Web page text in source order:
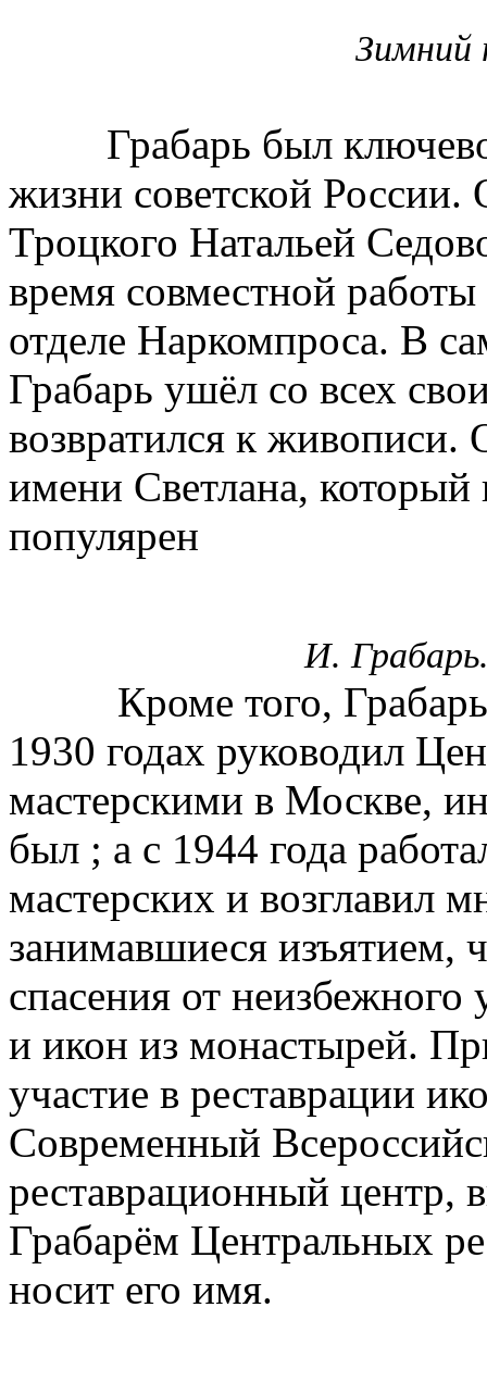
Зимний
Грабарь был
жизни советской
Троцкого Натальей
время совместной
отделе Наркомпроса. В
Грабарь ушёл со всех
возвратился к живописи.
имени Светлана, который
популярен
И.
Кроме того,
1930 годах руководил
мастерскими в Москве,
был ; а с 1944 года
мастерских и возглавил
занимавшиеся
спасения от
и икон из монастырей.
участие в реставрации
Современный
реставрационный центр,
Грабарём Центральных
носит его имя.